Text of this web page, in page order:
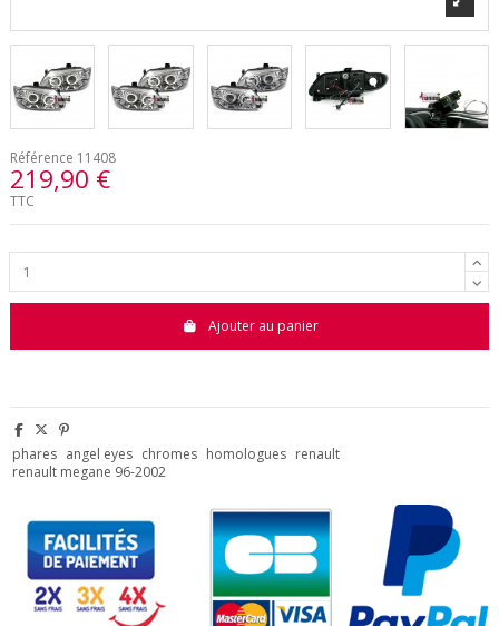
Référence 11408
219,90 €
TTC
Ajouter au panier
phares angel eyes chromes homologues renault
renault megane 96-2002